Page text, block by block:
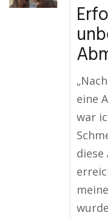
eine
war
diese